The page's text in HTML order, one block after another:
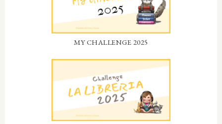
MY CHALLENGE 2025